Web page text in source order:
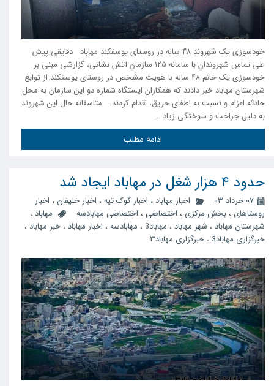
خودسوزی یک شهروند ۴۸ ساله در روستای یوسفکند مهاباد دقایقی پیش
طی تماس شهروندان با سامانه ١٢۵ سازمان آتش نشانی، گزارشی مبنی بر
خودسوزی یک خانم ۴٨ ساله با هویت مشخص در روستای یوسفکند از توابع
شهرستان مهاباد خبر دادند که همکاران ایستگاه شماره دو این سازمان به محل
حادثه اعزام و نسبت به اطفای حریق، اقدام کردند. متاسفانه حال این شهروند
به دلیل جراحت و سوختگی زیاد …
ادامه مطلب
حدود ۴ هزار شغل در مهاباد ایجاد شد
۰۷ خرداد ۰۳ اخبار مهاباد ، اخبار گوک تپه ، اخبار خلیفان ، اخبار
روستاهای ، بخش مرکزی ، اختصاصی ، اختصاصی مهابادسه مهاباد ،
شهرستان مهاباد ، شهر مهاباد ، مهاباد3 ، مهابادسه ، اخبار مهاباد ، خبر مهاباد ،
خبرگزاری مهاباد3 ، خبرگزاری مهاباد۳